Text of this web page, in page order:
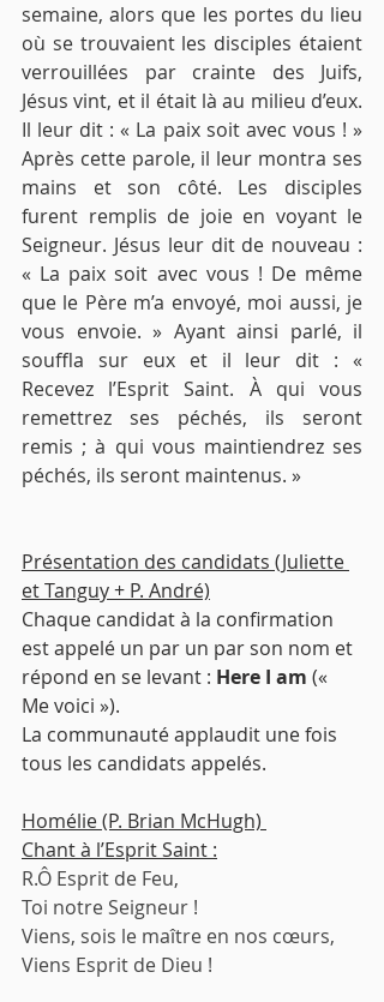
semaine, alors que les portes du lieu
où se trouvaient les disciples étaient
verrouillées par crainte des Juifs,
Jésus vint, et il était là au milieu d’eux.
Il leur dit : « La paix soit avec vous ! »
Après cette parole, il leur montra ses
mains et son côté. Les disciples
furent remplis de joie en voyant le
Seigneur. Jésus leur dit de nouveau :
« La paix soit avec vous ! De même
que le Père m’a envoyé, moi aussi, je
vous envoie. » Ayant ainsi parlé, il
souffla sur eux et il leur dit : «
Recevez l’Esprit Saint. À qui vous
remettrez ses péchés, ils seront
remis ; à qui vous maintiendrez ses
péchés, ils seront maintenus. »
Présentation des candidats (Juliette
et Tanguy + P. André)
Chaque candidat à la confirmation
est appelé un par un par son nom et
répond en se levant : Here I am («
Me voici »).
La communauté applaudit une fois
tous les candidats appelés.
Homélie (P. Brian McHugh)
Chant à l’Esprit Saint :
R.Ô Esprit de Feu,
Toi notre Seigneur !
Viens, sois le maître en nos cœurs,
Viens Esprit de Dieu !